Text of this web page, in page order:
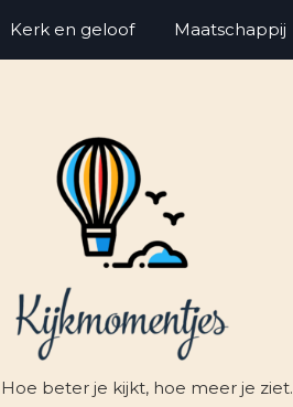
Kerk en geloof Maatschappij
Hoe beter je kijkt, hoe meer je ziet.